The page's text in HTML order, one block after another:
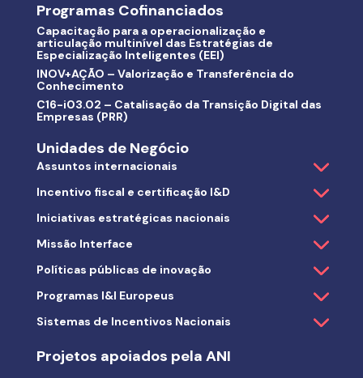
Programas Cofinanciados
Capacitação para a operacionalização e
articulação multinível das Estratégias de
Especialização Inteligentes (EEI)
INOV+AÇÃO – Valorização e Transferência do
Conhecimento
C16-i03.02 – Catalisação da Transição Digital das
Empresas (PRR)
Unidades de Negócio
Assuntos internacionais
Incentivo fiscal e certificação I&D
Iniciativas estratégicas nacionais
Missão Interface
Políticas públicas de inovação
Programas I&I Europeus
Sistemas de Incentivos Nacionais
Projetos apoiados pela ANI